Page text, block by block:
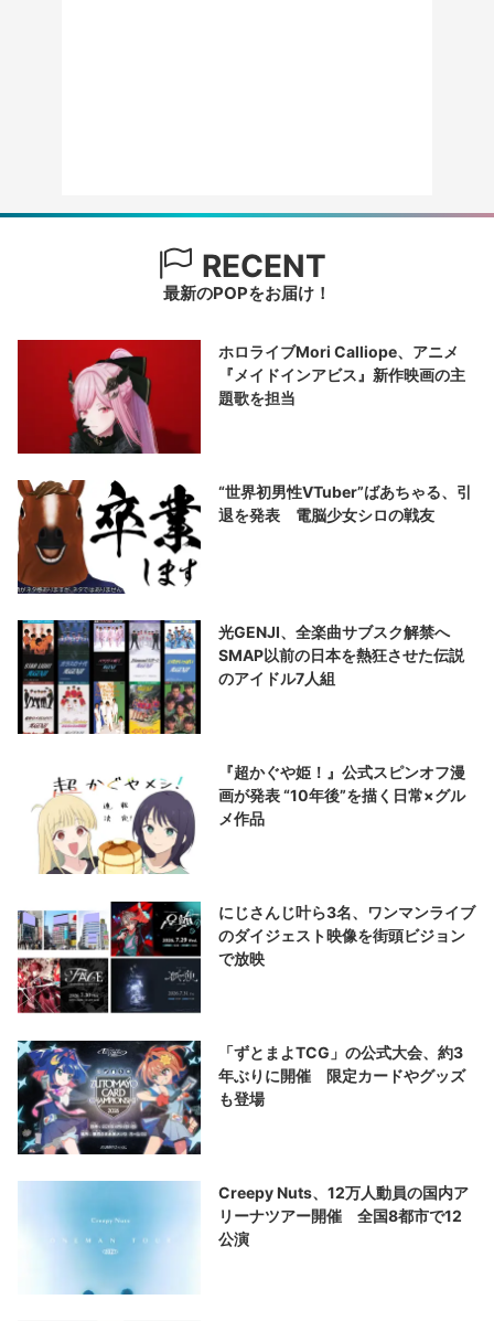
RECENT
最新のPOPをお届け！
ホロライブMori Calliope、アニメ
『メイドインアビス』新作映画の主
題歌を担当
“世界初男性VTuber”ばあちゃる、引
退を発表 電脳少女シロの戦友
光GENJI、全楽曲サブスク解禁へ
SMAP以前の日本を熱狂させた伝説
のアイドル7人組
『超かぐや姫！』公式スピンオフ漫
画が発表 “10年後”を描く日常×グル
メ作品
にじさんじ叶ら3名、ワンマンライブ
のダイジェスト映像を街頭ビジョン
で放映
「ずとまよTCG」の公式大会、約3
年ぶりに開催 限定カードやグッズ
も登場
Creepy Nuts、12万人動員の国内ア
リーナツアー開催 全国8都市で12
公演